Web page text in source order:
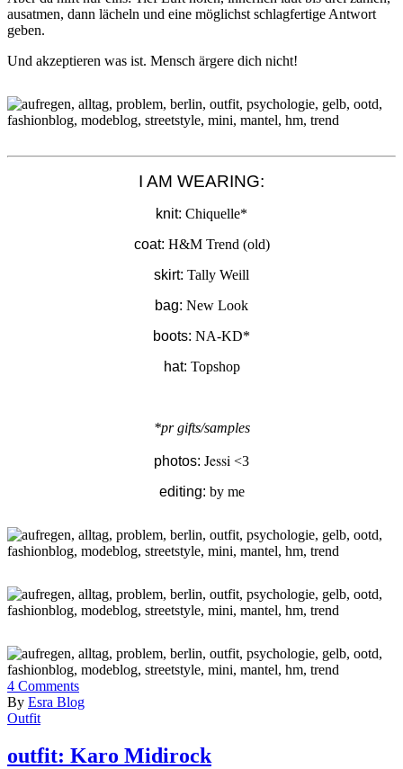
ausatmen, dann lächeln und eine möglichst schlagfertige Antwort
geben.
Und akzeptieren was ist. Mensch ärgere dich nicht!
I AM WEARING:
knit: Chiquelle*
coat: H&M Trend (old)
skirt: Tally Weill
bag: New Look
boots: NA-KD*
hat: Topshop
*pr gifts/samples
photos: Jessi <3
editing: by me
4 Comments
By Esra Blog
Outfit
outfit: Karo Midirock